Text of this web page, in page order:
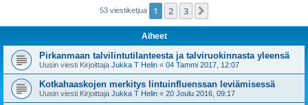
53 viestiketjua 1 2 3
Aiheet
Pirkanmaan talvilintutilanteesta ja talviruokinnasta yleensä
Uusin viesti Kirjoittaja Jukka T Helin « 04 Tammi 2017, 12:07
Kotkahaaskojen merkitys lintuinfluenssan leviämisessä
Uusin viesti Kirjoittaja Jukka T Helin « 20 Joulu 2016, 09:17